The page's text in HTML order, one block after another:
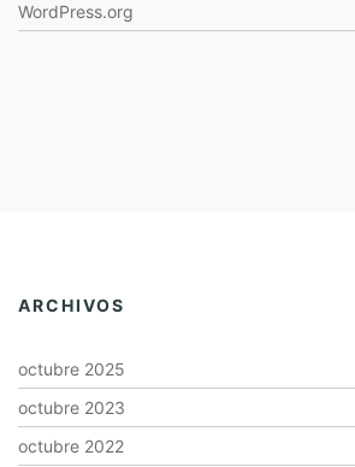
WordPress.org
ARCHIVOS
octubre 2025
octubre 2023
octubre 2022